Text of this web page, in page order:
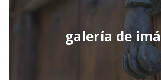
galería de